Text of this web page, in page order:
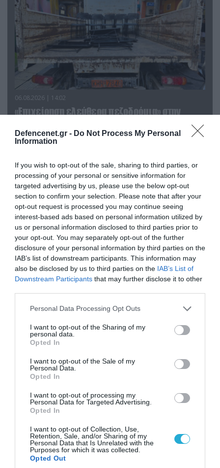
Defencenet.gr - Do Not Process My Personal
Information
If you wish to opt-out of the sale, sharing to third parties, or
processing of your personal or sensitive information for
targeted advertising by us, please use the below opt-out
section to confirm your selection. Please note that after your
opt-out request is processed you may continue seeing
interest-based ads based on personal information utilized by
us or personal information disclosed to third parties prior to
your opt-out. You may separately opt-out of the further
disclosure of your personal information by third parties on the
IAB’s list of downstream participants. This information may
also be disclosed by us to third parties on the IAB’s List of
Downstream Participants that may further disclose it to other
Please note that this website/app uses one or more Google
not limited to your visit or usage behaviour. You may click to
grant or deny consent to Google and its third-party tags to
use your data for below specified purposes in below Google
consent section.
Personal Data Processing Opt Outs
I want to opt-out of the Sharing of my
personal data.
Opted In
I want to opt-out of the Sale of my
Personal Data.
Opted In
I want to opt-out of processing my
Personal Data for Targeted Advertising.
Opted In
I want to opt-out of Collection, Use,
Retention, Sale, and/or Sharing of my
Personal Data that Is Unrelated with the
Purposes for which it was collected.
Opted Out
06.08.2026 | 14:02
«Επιχείρηση ελεύθερα πεζοδρόμια» στην
αντικείμενα από κοινόχρηστους χώρους
Αττικής (φωτο)
04.08.2026 | 15:02
Αυτή την ώρα το τελευταίο «αντίο» στον πρώην